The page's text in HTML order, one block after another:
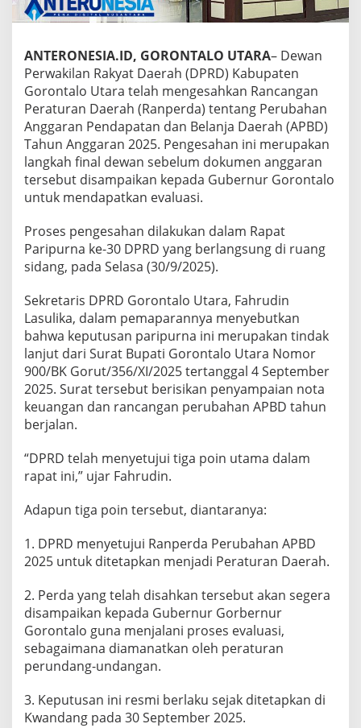
k
n
A
P
B
D
-
P
0
2
ANTERONESIA.ID, GORONTALO UTARA– Dewan
Perwakilan Rakyat Daerah (DPRD) Kabupaten
Gorontalo Utara telah mengesahkan Rancangan
Peraturan Daerah (Ranperda) tentang Perubahan
Anggaran Pendapatan dan Belanja Daerah (APBD)
Tahun Anggaran 2025. Pengesahan ini merupakan
langkah final dewan sebelum dokumen anggaran
tersebut disampaikan kepada Gubernur Gorontalo
untuk mendapatkan evaluasi.
Proses pengesahan dilakukan dalam Rapat
Paripurna ke-30 DPRD yang berlangsung di ruang
sidang, pada Selasa (30/9/2025).
Sekretaris DPRD Gorontalo Utara, Fahrudin
Lasulika, dalam pemaparannya menyebutkan
bahwa keputusan paripurna ini merupakan tindak
lanjut dari Surat Bupati Gorontalo Utara Nomor
900/BK Gorut/356/XI/2025 tertanggal 4 September
2025. Surat tersebut berisikan penyampaian nota
keuangan dan rancangan perubahan APBD tahun
berjalan.
“DPRD telah menyetujui tiga poin utama dalam
rapat ini,” ujar Fahrudin.
Adapun tiga poin tersebut, diantaranya:
1. DPRD menyetujui Ranperda Perubahan APBD
2025 untuk ditetapkan menjadi Peraturan Daerah.
2. Perda yang telah disahkan tersebut akan segera
disampaikan kepada Gubernur Gorbernur
Gorontalo guna menjalani proses evaluasi,
sebagaimana diamanatkan oleh peraturan
perundang-undangan.
3. Keputusan ini resmi berlaku sejak ditetapkan di
Kwandang pada 30 September 2025.